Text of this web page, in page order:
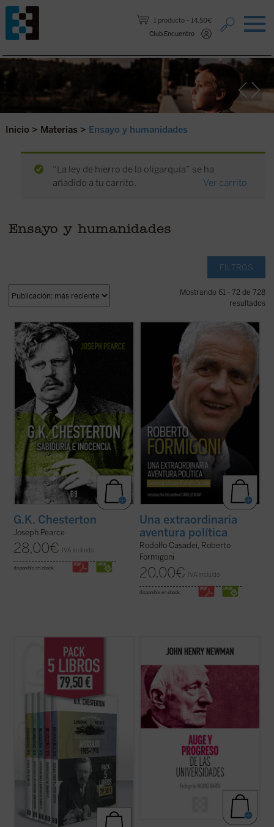
1 producto
14,50€
Club Encuentro
Saltar al contenido.
Inicio > Materias > Ensayo y humanidades
“La ley de hierro de la oligarquía” se ha
añadido a tu carrito.
Ver carrito
Ensayo y humanidades
FILTROS
Mostrando 61 - 72 de 728
resultados
Edición 150 aniversario del nacimiento de
Chesterton.
«Pearce consigue que la vida de
Chesterton fluya con pulso de novela (...)
Leer
G.K. Chesterton. Sabiduría e inocencia
es altamente recomendable, salvo que uno
prefiera pasar ...(ver ficha)
G.K. Chesterton
Joseph Pearce
28,00€ IVA incluido
disponible en ebook:
Este libro relata sesenta años de historia
de Italia, vividos y vistos a través de los
ojos de un joven político extraordinario de
la región de Lombardía. No es solo la
historia de un individuo, sino también la
historia de un pueblo ...
(ver ficha)
Una extraordinaria
aventura política
Rodolfo Casadei, Roberto
Formigoni
20,00€ IVA incluido
disponible en ebook:
G.K. Chesterton fue uno de los escritores
más importantes del siglo XX. Publicó una
extensa colección de libros, ensayos y
artículos, poemas, obras de teatro, novelas
y cuentos que incluyen su famosa serie
sobre el padre Brown. Se consideraba, ...
Hábilmente escrito y muy diáfano, el libro
presenta, acompañado de las notas de los
una invitación a la reflexión sobre el ser y
misión de la universidad que no olvide las
raíces que la sustentan.... (ver ficha)